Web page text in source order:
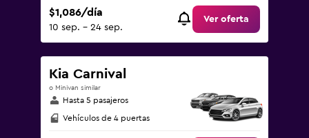
$1,086/día
10 sep. - 24 sep.
Ver oferta
Kia Carnival
o Minivan similar
Hasta 5 pasajeros
Vehículos de 4 puertas